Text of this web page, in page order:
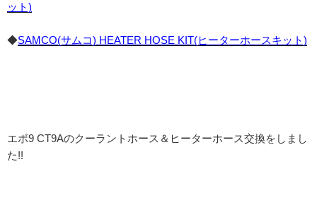
ット)
◆SAMCO(サムコ) HEATER HOSE KIT(ヒーターホースキット)
エボ9 CT9Aのクーラントホース＆ヒーターホース交換をしまし
た!!